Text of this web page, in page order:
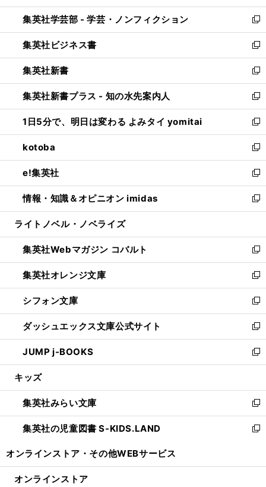
開
く
ウ
で
開
く
ン
ド
ウ
で
開
く
ウ
ィ
ン
ド
ウ
で
開
く
集英社学芸部 - 学芸・ノンフィクション
新
し
い
ウ
ィ
ン
ド
ウ
で
開
く
集英社ビジネス書
新
し
い
ウ
ィ
ン
ド
ウ
で
開
く
集英社新書
新
し
い
ウ
ィ
ン
ド
ウ
で
開
く
集英社新書プラス - 知の水先案内人
新
し
い
ウ
ィ
ン
ド
ウ
で
開
1日5分で、明日は変わる よみタイ yomitai
新
し
い
ウ
ィ
ン
ド
ウ
開
く
kotoba
新
し
い
ウ
ィ
ン
ウ
で
開
く
e!集英社
新
し
い
ウ
ン
ド
ウ
で
開
く
情報・知識＆オピニオン imidas
新
し
ウ
ィ
ン
ド
ウ
で
開
く
ライトノベル・ノベライズ
集英社Webマガジン コバルト
新
し
い
ウ
ィ
ン
ド
ウ
で
開
集英社オレンジ文庫
新
し
い
ウ
ィ
ン
ド
ウ
開
く
シフォン文庫
新
し
い
ウ
ィ
ン
ウ
で
開
く
ダッシュエックス文庫公式サイト
新
し
い
ウ
ン
ド
ウ
で
JUMP j-BOOKS
新
し
ウ
ィ
ン
ド
開
キッズ
集英社みらい文庫
新
し
い
ン
集英社の児童図書 S-KIDS.LAND
新
ウ
オンラインストア・ その他WEBサービス
オンラインストア